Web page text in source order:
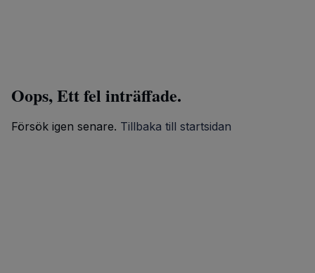
Oops, Ett fel inträffade.
Försök igen senare. Tillbaka till startsidan